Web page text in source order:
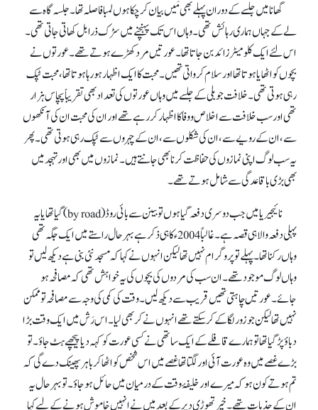
گھانا میں جلسے کے دوران پہلے بھی مَیں بیان کر چکا ہوں لمبا فاصلہ تھا۔ جلسہ گاہ سے
لے کے جہاں ہماری رہائش تھی۔ وہاں اس تک پہنچنے میں سڑک ذرا بل کھاتی جاتی تھی۔
اس لئے ایک کلو میٹر زائد بن جاتا تھا۔ عورتیں مرد کھڑے ہوتے تھے۔ عورتوں نے
بچوں کو اٹھایا ہوتا تھا اور سلام کرواتی تھیں۔ محبت کا ایک اظہار ہو رہا ہوتا تھا، محبت ٹپک
رہی ہوتی تھی۔ خلافت جوبلی کے جلسے میں وہاں عورتوں کی تعداد بھی تقریباً پچاس ہزار
تھی اور سب خلافت سے اخلاص و وفا کا اظہار کر رہے تھے اور ان کی محبت ان کی آنکھوں
سے، ان کے رویے سے، ان کی شکلوں سے، ان کے چہروں سے ٹپک رہی ہوتی تھی۔ پھر
یہ سب لوگ اپنی نمازوں کی حفاظت کرنا بھی جانتے ہیں۔ نمازوں میں بھی اور تہجد میں
بھی بڑی باقاعدگی سے شامل ہوتے تھے۔
نائیجیریا میں جب دوسری دفعہ گیا ہوں تو بینن سے بائی روڈ (by road) گیا تھا یا یہ
پہلی دفعہ والا ہی قصہ ہے۔ غالباً 2004ء کا ہی ذکر ہے بہرحال راستے میں ایک جگہ تھی
وہاں رکنا تھا۔ پہلے تو پروگرام نہیں تھا لیکن انہوں نے کہا کہ مسجدنئی بنی ہے دیکھ لیں تو
وہاں لوگ موجود تھے۔ ان سب کی مردوں کی بچوں کی یہ خواہش تھی کہ مصافحہ ہو
جائے۔ عورتیں چاہتی تھیں قریب سے دیکھ لیں۔ وقت کی کمی کی وجہ سے مصافحہ تو ممکن
نہیں تھا لیکن جو زور لگا کے کر سکتے تھے انہوں نے کر بھی لیا۔ اس رَش میں ایک وقت بڑا
دباؤ پڑ گیا تھا تو ہمارے قافلے کے ایک ساتھی نے کسی عورت کو کہہ دیا پیچھے ہٹ جاؤ۔ تو
بڑے غصے میں وہ عورت آئی اور لگتا تھا غصے میں اس شخص کو اٹھا کر باہر پھینک دے گی کہ
تم ہوتے کون ہو کہ میرے اور خلیفۂ وقت کے درمیان میں حائل ہو جاؤ۔ تو بہرحال یہ
ان کے جذبات تھے۔ خیر تھوڑی دیر کے بعد میں نے انہیں خاموش ہونے کے لیے کہا